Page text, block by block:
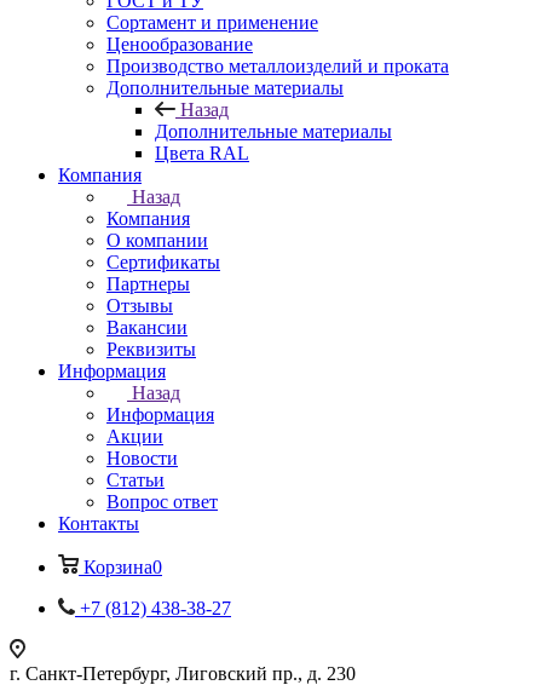
Сортамент и применение
Ценообразование
Производство металлоизделий и проката
Дополнительные материалы
Назад
Дополнительные материалы
Цвета RAL
Компания
Назад
Компания
О компании
Сертификаты
Партнеры
Отзывы
Вакансии
Реквизиты
Информация
Назад
Информация
Акции
Новости
Статьи
Вопрос ответ
Контакты
Корзина0
+7 (812) 438-38-27
г. Санкт-Петербург, Лиговский пр., д. 230